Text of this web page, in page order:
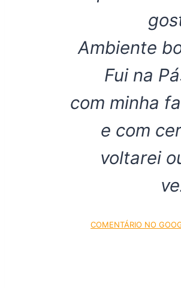
Ambiente
Fui na
com minha
e com
voltarei
COMENTÁRIO NO